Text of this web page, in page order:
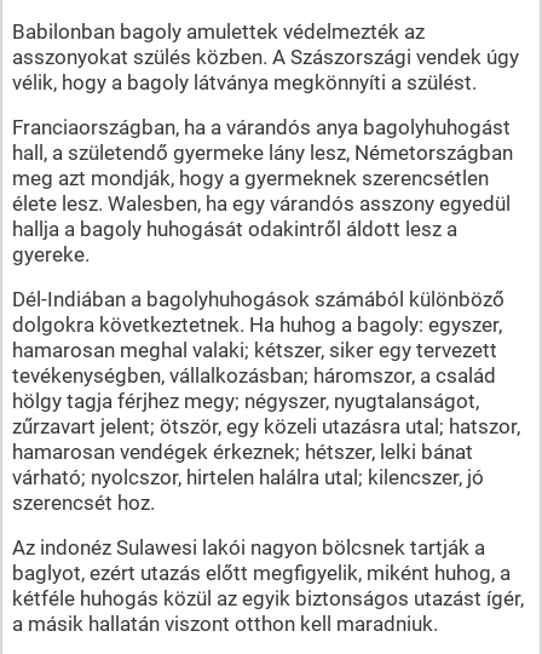
Babilonban bagoly amulettek védelmezték az
asszonyokat szülés közben. A Szászországi vendek úgy
vélik, hogy a bagoly látványa megkönnyíti a szülést.
Franciaországban, ha a várandós anya bagolyhuhogást
hall, a születendő gyermeke lány lesz, Németországban
meg azt mondják, hogy a gyermeknek szerencsétlen
élete lesz. Walesben, ha egy várandós asszony egyedül
hallja a bagoly huhogását odakintről áldott lesz a
gyereke.
Dél-Indiában a bagolyhuhogások számából különböző
dolgokra következtetnek. Ha huhog a bagoly: egyszer,
hamarosan meghal valaki; kétszer, siker egy tervezett
tevékenységben, vállalkozásban; háromszor, a család
hölgy tagja férjhez megy; négyszer, nyugtalanságot,
zűrzavart jelent; ötször, egy közeli utazásra utal; hatszor,
hamarosan vendégek érkeznek; hétszer, lelki bánat
várható; nyolcszor, hirtelen halálra utal; kilencszer, jó
szerencsét hoz.
Az indonéz Sulawesi lakói nagyon bölcsnek tartják a
baglyot, ezért utazás előtt megfigyelik, miként huhog, a
kétféle huhogás közül az egyik biztonságos utazást ígér,
a másik hallatán viszont otthon kell maradniuk.